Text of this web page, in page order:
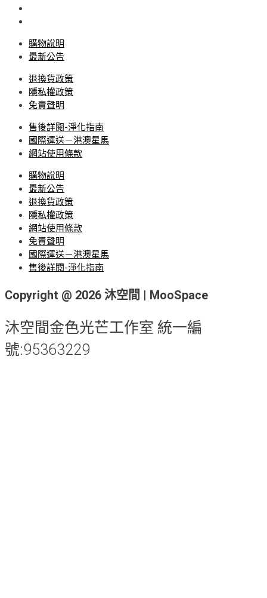
購物說明
最新公告
退換貨政策
隱私權政策
免責聲明
售後詳閱-淨化指南
國際運送－港澳星馬
網站使用條款
購物說明
最新公告
退換貨政策
隱私權政策
網站使用條款
免責聲明
國際運送－港澳星馬
售後詳閱-淨化指南
Copyright @ 2026 沐空間 | MooSpace
沐空間金色光芒工作室 統一編
號:95363229